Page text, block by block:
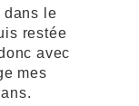
dans le
restée
avec
mes